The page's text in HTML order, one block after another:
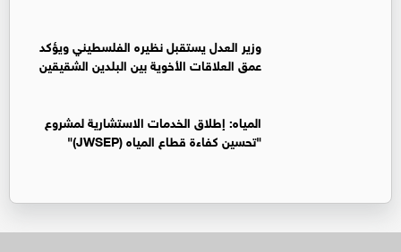
وزير العدل يستقبل نظيره الفلسطيني ويؤكد
عمق العلاقات الأخوية بين البلدين الشقيقين
المياه: إطلاق الخدمات الاستشارية لمشروع
"تحسين كفاءة قطاع المياه (JWSEP)"